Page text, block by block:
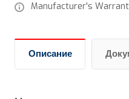
Manufacturer's
Описание